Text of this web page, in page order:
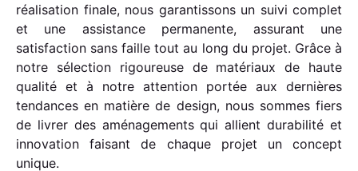
réalisation finale, nous garantissons un suivi complet
et une assistance permanente, assurant une
satisfaction sans faille tout au long du projet. Grâce à
notre sélection rigoureuse de matériaux de haute
qualité et à notre attention portée aux dernières
tendances en matière de design, nous sommes fiers
de livrer des aménagements qui allient durabilité et
innovation faisant de chaque projet un concept
unique.